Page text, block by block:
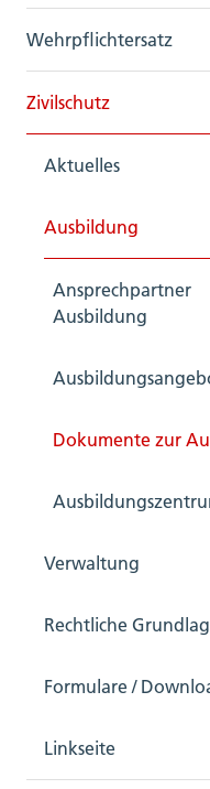
Wehrpflichtersatz
Zivilschutz
Aktuelles
Ausbildung
Ansprechpartner
Ausbildung
Dokumente zur
Verwaltung
Rechtliche
Formulare /
Linkseite